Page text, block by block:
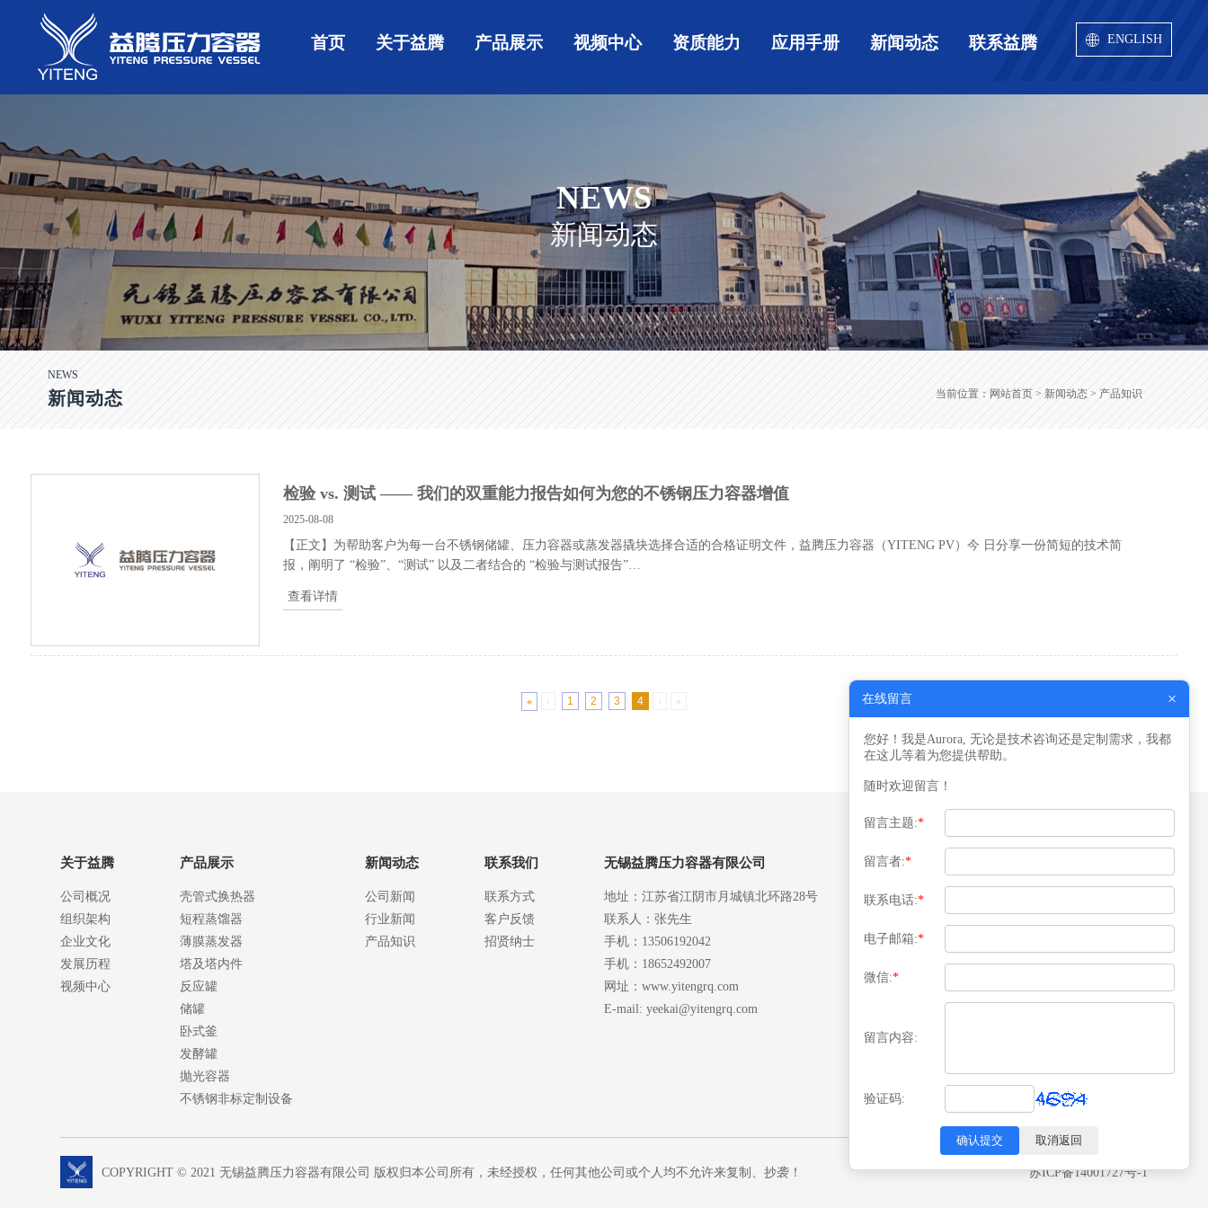
首页 关于益腾 产品展示 视频中心 资质能力 应用手册 新闻动态 联系益腾 ENGLISH
NEWS
新闻动态
NEWS
新闻动态 当前位置： 网站首页 > 新闻动态 > 产品知识
检验 vs. 测试 —— 我们的双重能力报告如何为您的不锈钢压力容器增值
2025-08-08
【正文】为帮助客户为每一台不锈钢储罐、压力容器或蒸发器撬块选择合适的合格证明文件，益腾压力容器（YITENG PV）今 日分享一份简短的技术简
报，阐明了 “检验”、“测试” 以及二者结合的 “检验与测试报告”…
查看详情
« ‹ 1 2 3 4 › »
关于益腾
公司概况
组织架构
企业文化
发展历程
视频中心
产品展示
壳管式换热器
短程蒸馏器
薄膜蒸发器
塔及塔内件
反应罐
储罐
卧式釜
发酵罐
抛光容器
不锈钢非标定制设备
新闻动态
公司新闻
行业新闻
产品知识
联系我们
联系方式
客户反馈
招贤纳士
无锡益腾压力容器有限公司
地址：江苏省江阴市月城镇北环路28号
联系人：张先生
手机：13506192042
手机：18652492007
网址：www.yitengrq.com
E-mail: yeekai@yitengrq.com
COPYRIGHT © 2021 无锡益腾压力容器有限公司 版权归本公司所有，未经授权，任何其他公司或个人均不允许来复制、抄袭！ 苏ICP备14001727号-1
在线留言 ×
您好！我是Aurora, 无论是技术咨询还是定制需求，我都
在这儿等着为您提供帮助。
随时欢迎留言！
留言主题:*
留言者:*
联系电话:*
电子邮箱:*
微信:*
留言内容:
验证码:
确认提交 取消返回